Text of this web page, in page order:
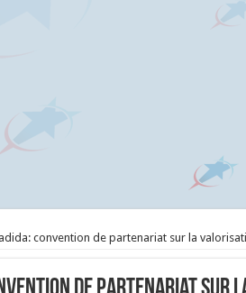
convention de partenariat sur la